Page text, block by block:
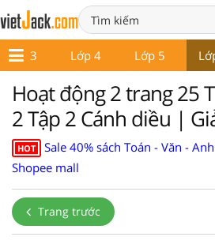
Lớp 3 Lớp 4 Lớp 5
Hoạt động 2 trang 25
2 Tập 2 Cánh diều |
HOT
Sale 40% sách Toán - Văn -
Shopee mall
Trang trước